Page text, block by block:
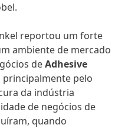
reportou um forte
ambiente de mercado
deAdhesive
pelo
da indústria
de negócios de
quando